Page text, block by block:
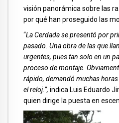
visión panorámica sobre las
por qué han proseguido las
“La Cerdada se presentó por
pasado. Una obra de las que
urgentes, pues tan solo en un
proceso de montaje.
rápido, demandó muchas
el reloj.”, indica Luis Eduardo
quien dirige la puesta en